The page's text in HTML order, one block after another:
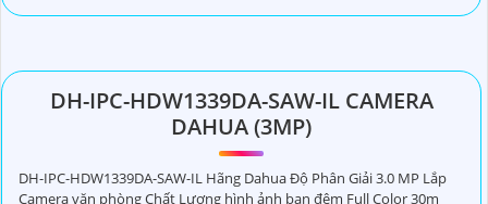
DH-IPC-HDW1339DA-SAW-IL CAMERA
DAHUA (3MP)
DH-IPC-HDW1339DA-SAW-IL Hãng Dahua Độ Phân Giải 3.0 MP Lắp
Camera văn phòng Chất Lượng hình ảnh ban đêm Full Color 30m